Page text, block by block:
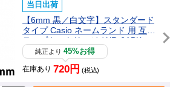
当日出荷
【6mm 黒／白文字】スタンダード
タイプ Casio ネームランド 用 互換
テープカートリッジ / XR-6ABK
純正より45%お得
在庫あり 720円 (税込)